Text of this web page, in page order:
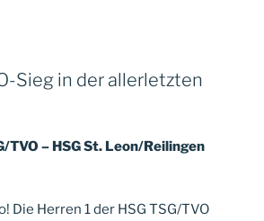
Sieg in der allerletzten
TVO – HSG St. Leon/Reilingen
Die Herren 1 der HSG TSG/TVO